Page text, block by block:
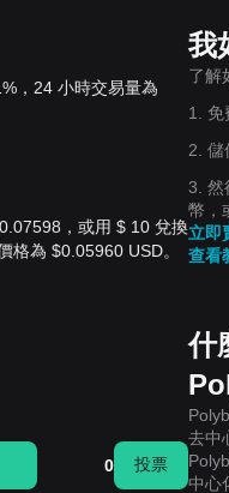
，24 小時交易量為
，或用 $ 10 兌換
為 $0.05960 USD。
0 投票
我
了解
1. 免
2. 儲
3. 然
幣，
立即
查看
什
去中
中心